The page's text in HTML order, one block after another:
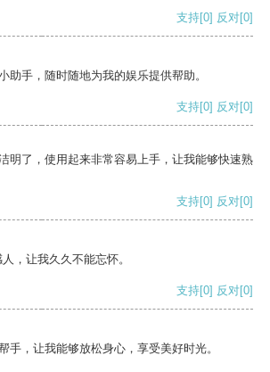
支持[0] 反对[0]
助手，随时随地为我的娱乐提供帮助。
支持[0] 反对[0]
明了，使用起来非常容易上手，让我能够快速熟
支持[0] 反对[0]
，让我久久不能忘怀。
支持[0] 反对[0]
手，让我能够放松身心，享受美好时光。